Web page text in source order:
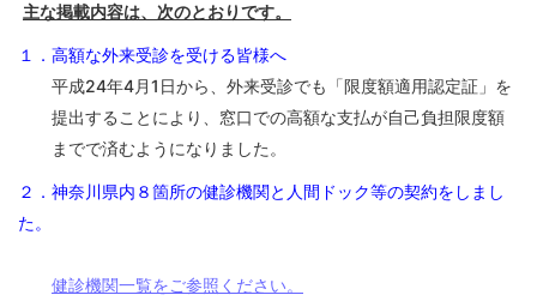
の給
Insurance
Benefits
保健
事業
Health
手続
主な掲載内容は、次のとおりです。
１．高額な外来受診を受ける皆様へ
平成24年4月1日から、外来受診でも「限度額適用認定証」を
提出することにより、窓口での高額な支払が自己負担限度額
までで済むようになりました。
２．神奈川県内８箇所の健診機関と人間ドック等の契約をしまし
た。
健診機関一覧をご参照ください。